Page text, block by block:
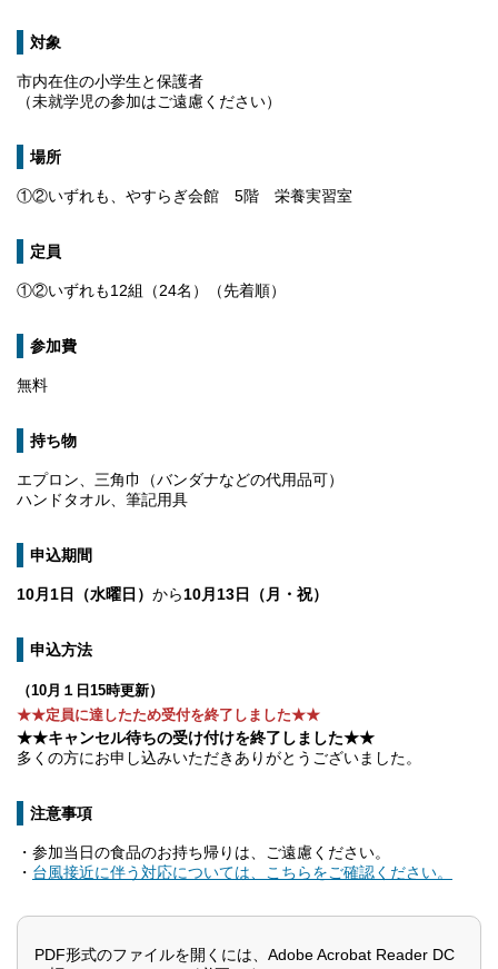
対象
市内在住の小学生と保護者
（未就学児の参加はご遠慮ください）
場所
①②いずれも、やすらぎ会館 5階 栄養実習室
定員
①②いずれも12組（24名）（先着順）
参加費
無料
持ち物
エプロン、三角巾（バンダナなどの代用品可）
ハンドタオル、筆記用具
申込期間
10月1日（水曜日） から10月13日（月・祝）
申込方法
（10月１日15時更新）
★★定員に達したため受付を終了しました★★
★★キャンセル待ちの受け付けを終了しました★★
多くの方にお申し込みいただきありがとうございました。
注意事項
・参加当日の食品のお持ち帰りは、ご遠慮ください。
・ 台風接近に伴う対応については、こちらをご確認ください。
PDF形式のファイルを開くには、Adobe Acrobat Reader DC